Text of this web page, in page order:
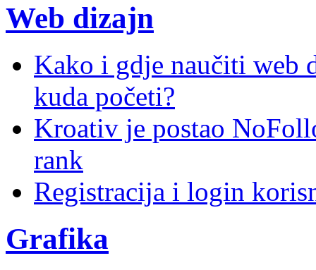
Web dizajn
Kako i gdje naučiti web
kuda početi?
Kroativ je postao
rank
Registracija i login
Grafika